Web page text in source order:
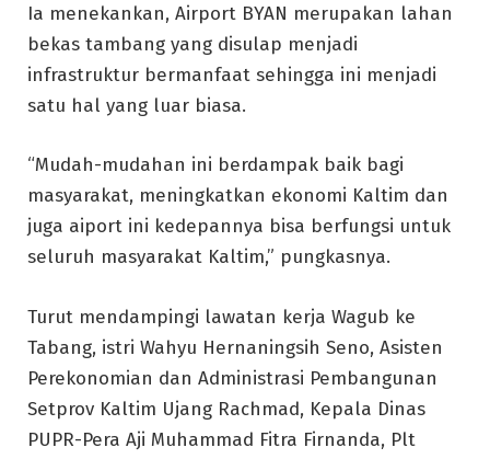
Ia menekankan, Airport BYAN merupakan lahan
bekas tambang yang disulap menjadi
infrastruktur bermanfaat sehingga ini menjadi
satu hal yang luar biasa.
“Mudah-mudahan ini berdampak baik bagi
masyarakat, meningkatkan ekonomi Kaltim dan
juga aiport ini kedepannya bisa berfungsi untuk
seluruh masyarakat Kaltim,” pungkasnya.
Turut mendampingi lawatan kerja Wagub ke
Tabang, istri Wahyu Hernaningsih Seno, Asisten
Perekonomian dan Administrasi Pembangunan
Setprov Kaltim Ujang Rachmad, Kepala Dinas
PUPR-Pera Aji Muhammad Fitra Firnanda, Plt